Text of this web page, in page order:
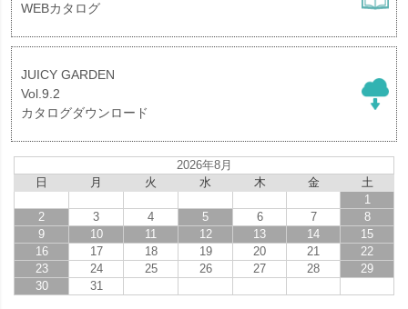
WEBカタログ
JUICY GARDEN
Vol.9.2
カタログダウンロード
2026年8月
日
月 火 水 木 金
土
1
2
3 4 5 6 7
8
9
10 11 12 13 14
15
16
17 18 19 20 21
22
23
24 25 26 27 28
29
30
31